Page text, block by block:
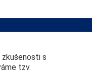
stránky
s
tzv.